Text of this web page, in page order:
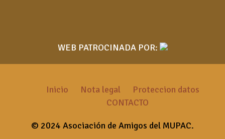
WEB PATROCINADA POR:
Inicio Nota legal
Proteccion datos
CONTACTO
© 2024 Asociación de Amigos del MUPAC.